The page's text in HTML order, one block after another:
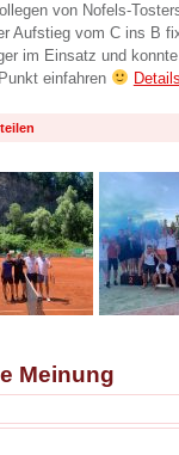
von Nofels-
Aufstieg vom C ins B
im Einsatz und
einfahren
Details
Meinung